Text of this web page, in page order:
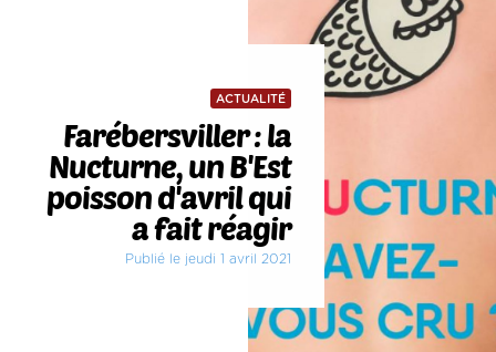
ACTUALITÉ
Farébersviller : la
Nucturne, un B'Est
poisson d'avril qui
a fait réagir
Publié le jeudi 1 avril 2021